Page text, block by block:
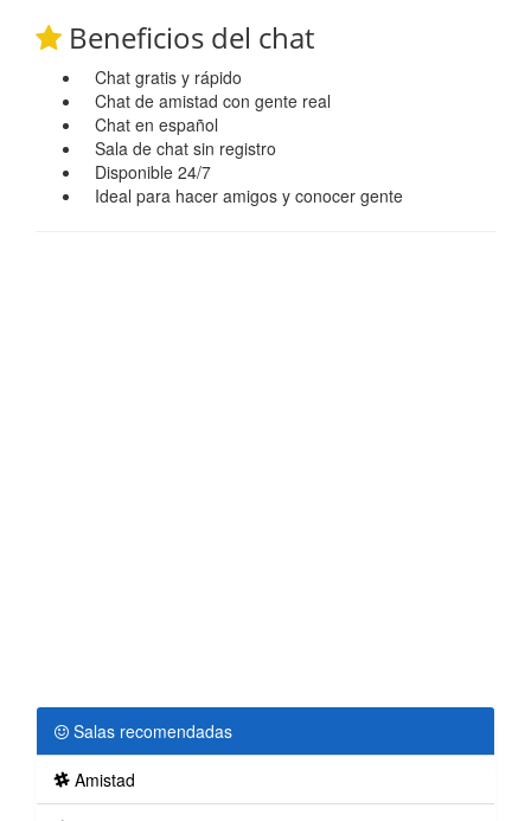
Beneficios del chat
Chat gratis y rápido
Chat de amistad con gente real
Chat en español
Sala de chat sin registro
Disponible 24/7
Ideal para hacer amigos y conocer gente
Salas recomendadas
Amistad